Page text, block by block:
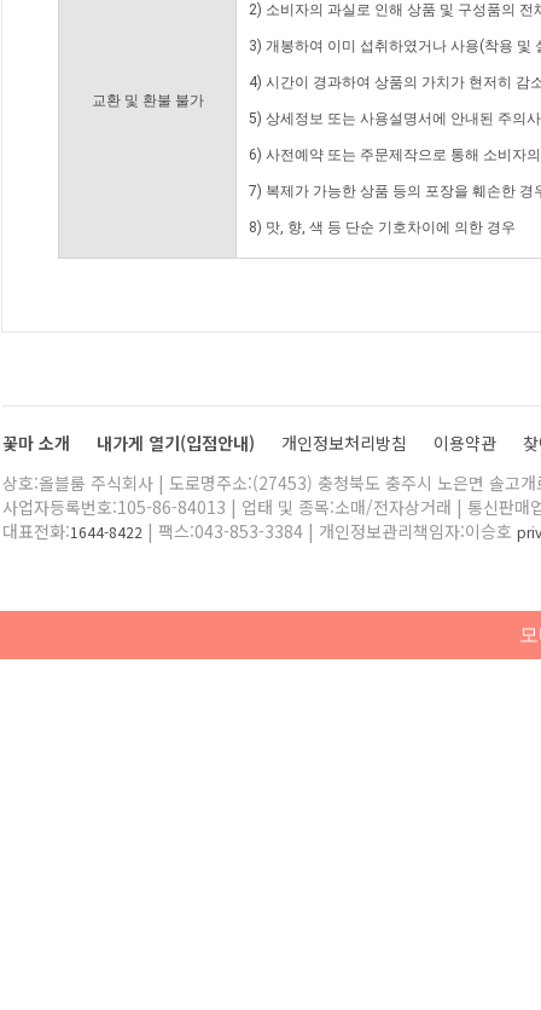
교환 및 환불 불가
2) 소비자의 과실로 인해 상품 및 구성품의
3) 개봉하여 이미 섭취하였거나 사용(착용 및
4) 시간이 경과하여 상품의 가치가 현저히 감
5) 상세정보 또는 사용설명서에 안내된 주의
6) 사전예약 또는 주문제작으로 통해 소비자
7) 복제가 가능한 상품 등의 포장을 훼손한 경
8) 맛, 향, 색 등 단순 기호차이에 의한 경우
꽃마 소개 내가게 열기(입점안내) 개인정보처리방침 이용약관
상호:올블룸 주식회사 | 도로명주소:(27453) 충청북도 충주시 노은면 솔고
사업자등록번호:105-86-84013 | 업태 및 종목:소매/전자상거래 | 통신판매
대표전화:1644-8422 | 팩스:043-853-3384 | 개인정보관리책임자:이승호